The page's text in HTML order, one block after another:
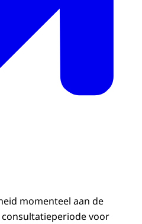
momenteel aan de
voor